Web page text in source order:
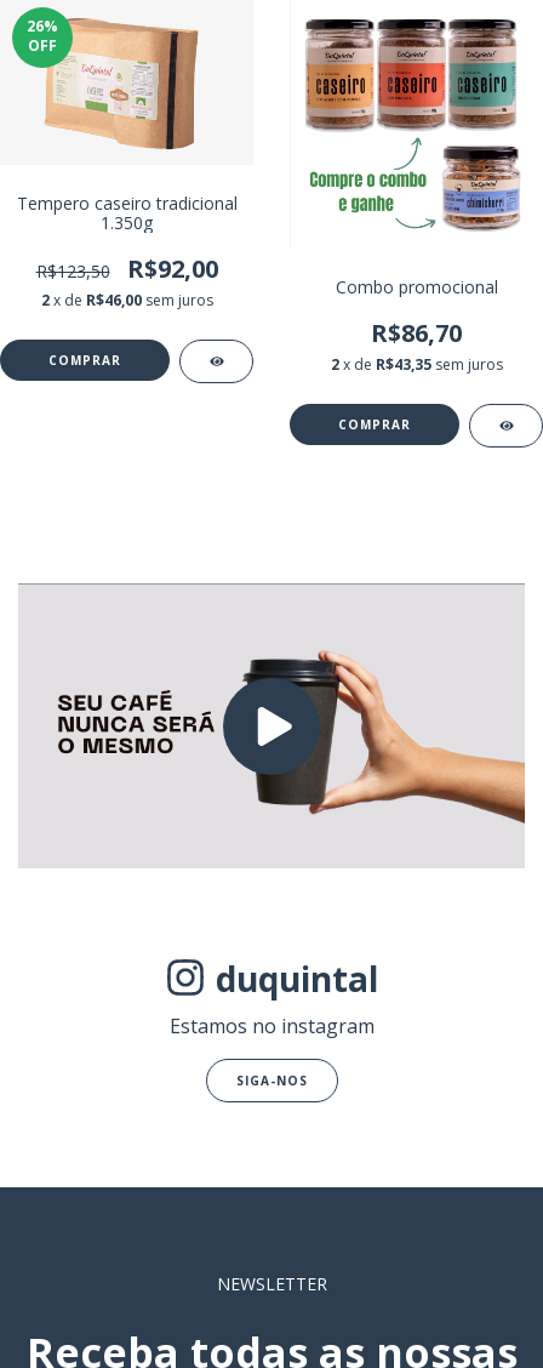
26%
OFF
Tempero caseiro tradicional
1.350g
R$123,50 R$92,00
2 x de R$46,00 sem juros
Combo promocional
R$86,70
2 x de R$43,35 sem juros
duquintal
Estamos no instagram
SIGA-NOS
NEWSLETTER
Receba todas as nossas